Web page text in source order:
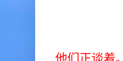
他们正谈着。